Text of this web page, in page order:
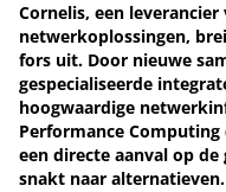
Cornelis, een
netwerkoplossingen,
fors uit. Door nieuwe
gespecialiseerde
hoogwaardige
Performance Computing
een directe aanval op
snakt naar alternatieven.